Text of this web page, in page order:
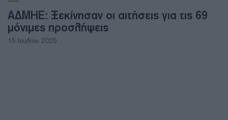
ΑΔΜΗΕ: Ξεκίνησαν οι αιτήσεις για τις 69
μόνιμες προσλήψεις
15 Ιουλίου 2025